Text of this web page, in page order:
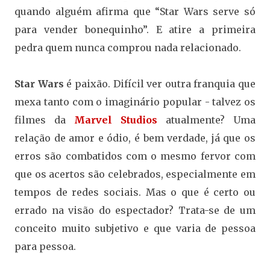
quando alguém afirma que “Star Wars serve só
para vender bonequinho”. E atire a primeira
pedra quem nunca comprou nada relacionado.
Star Wars é paixão. Difícil ver outra franquia que
mexa tanto com o imaginário popular - talvez os
filmes da Marvel Studios atualmente? Uma
relação de amor e ódio, é bem verdade, já que os
erros são combatidos com o mesmo fervor com
que os acertos são celebrados, especialmente em
tempos de redes sociais. Mas o que é certo ou
errado na visão do espectador? Trata-se de um
conceito muito subjetivo e que varia de pessoa
para pessoa.